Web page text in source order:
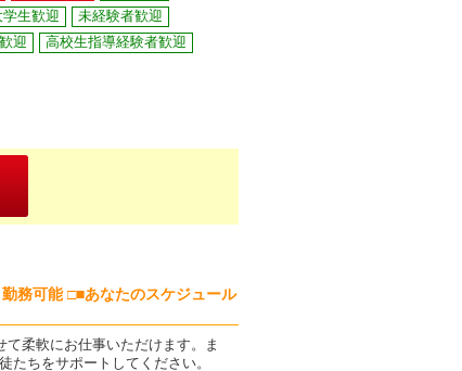
学生歓迎
未経験者歓迎
迎
高校生指導経験者歓迎
務可能 □■あなたのスケジュール
柔軟にお仕事いただけます。ま
たちをサポートしてください。